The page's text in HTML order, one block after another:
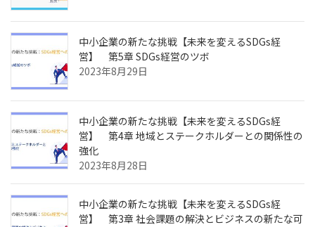
中小企業の新たな挑戦【未来を変えるSDGs経
営】 第5章 SDGs経営のツボ
2023年8月29日
中小企業の新たな挑戦【未来を変えるSDGs経
営】 第4章 地域とステークホルダーとの関係性の
強化
2023年8月28日
中小企業の新たな挑戦【未来を変えるSDGs経
営】 第3章 社会課題の解決とビジネスの新たな可